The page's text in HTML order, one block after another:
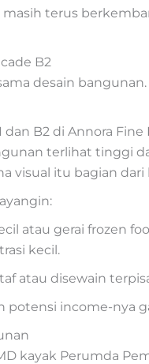
masih terus
B2
desain
dan B2 di Annora
terlihat tinggi
visual itu bagian dari
atau gerai frozen
kecil.
atau disewain
potensi income-nya
kayak Perumda